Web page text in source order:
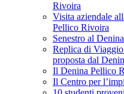
Rivoira
Visita aziendale
Pellico Rivoira
Senestro al
Replica di
proposta dal
Il Denina Pellico
Il Centro per